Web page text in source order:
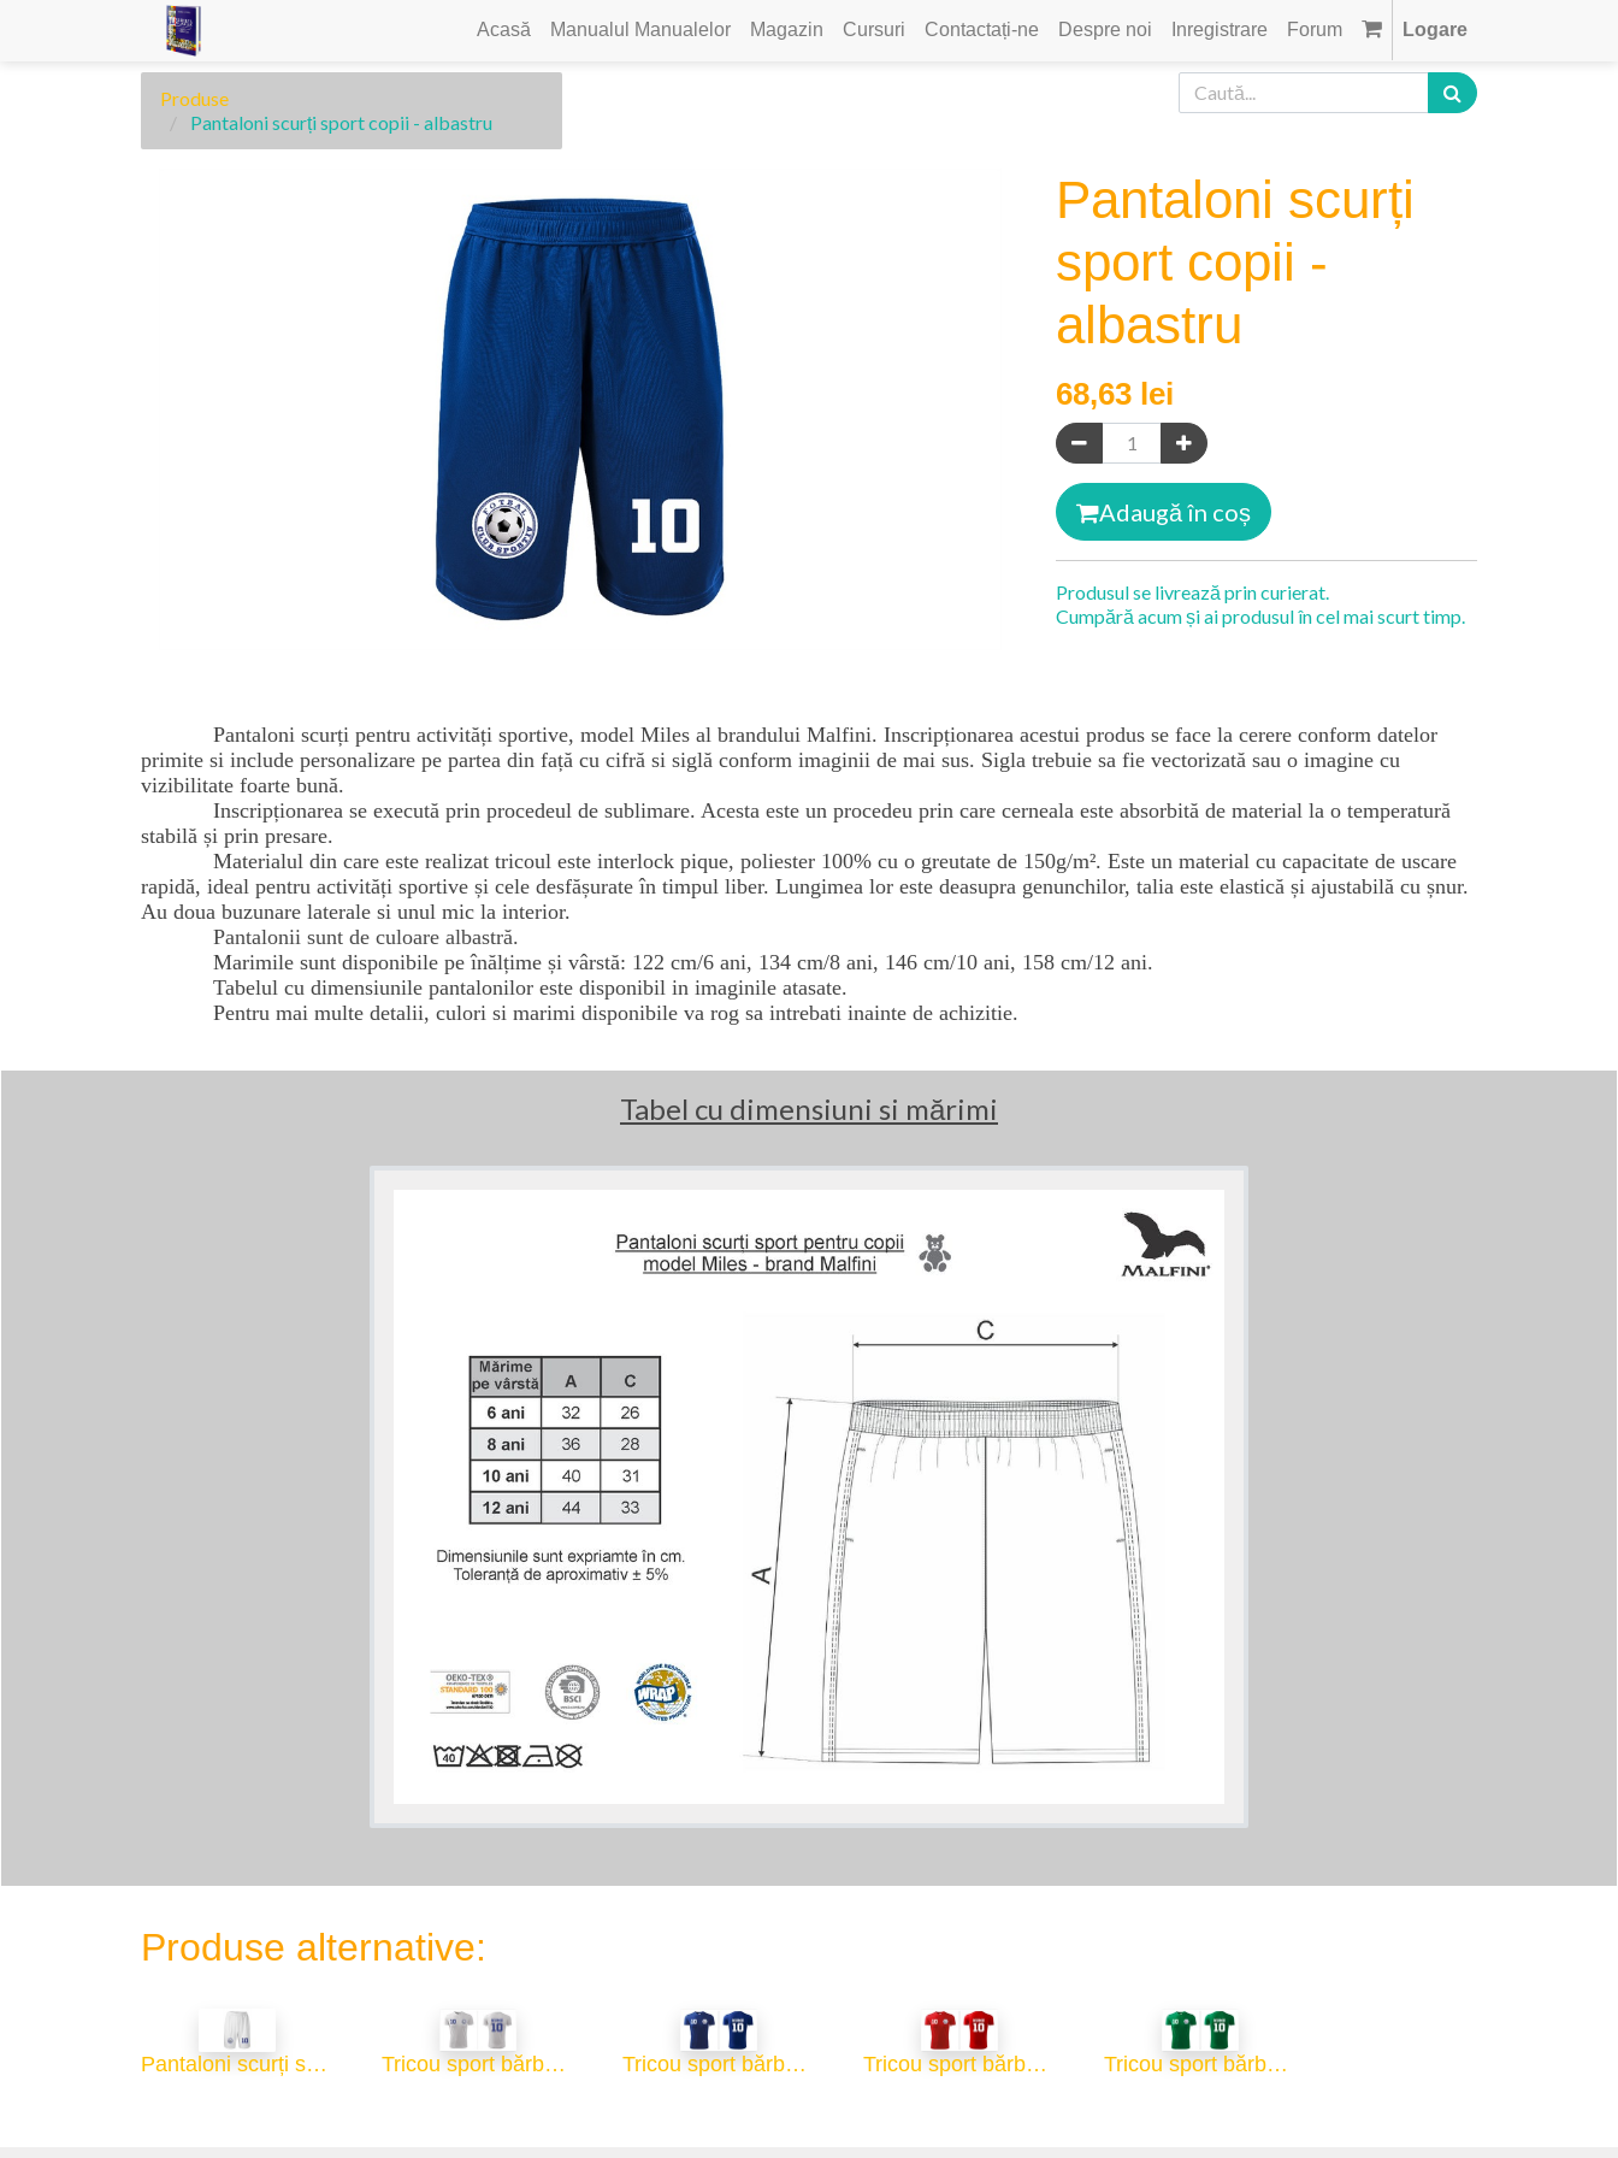
Acasă Manualul Manualelor Magazin Cursuri Contactați-ne Despre noi Inregistrare Forum Logare
Produse
Pantaloni scurți sport copii - albastru
Pantaloni scurți
sport copii -
albastru
68,63 lei
Adaugă în coș
Produsul se livrează prin curierat.
Cumpără acum și ai produsul în cel mai scurt timp.
Pantaloni scurți pentru activități sportive, model Miles al brandului Malfini. Inscripționarea acestui produs se face la cerere conform datelor
primite si include personalizare pe partea din față cu cifră si siglă conform imaginii de mai sus. Sigla trebuie sa fie vectorizată sau o imagine cu
vizibilitate foarte bună.
Inscripționarea se execută prin procedeul de sublimare. Acesta este un procedeu prin care cerneala este absorbită de material la o temperatură
stabilă și prin presare.
Materialul din care este realizat tricoul este interlock pique, poliester 100% cu o greutate de 150g/m². Este un material cu capacitate de uscare
rapidă, ideal pentru activități sportive și cele desfășurate în timpul liber. Lungimea lor este deasupra genunchilor, talia este elastică și ajustabilă cu șnur.
Au doua buzunare laterale si unul mic la interior.
Pantalonii sunt de culoare albastră.
Marimile sunt disponibile pe înălțime și vârstă: 122 cm/6 ani, 134 cm/8 ani, 146 cm/10 ani, 158 cm/12 ani.
Tabelul cu dimensiunile pantalonilor este disponibil in imaginile atasate.
Pentru mai multe detalii, culori si marimi disponibile va rog sa intrebati inainte de achizitie.
Tabel cu dimensiuni si mărimi
Produse alternative:
Pantaloni scurți sport bărbați - alb Tricou sport bărbați - alb Tricou sport bărbați - albastru Tricou sport bărbați - roșu Tricou sport bărbați - verde